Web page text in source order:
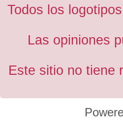
Todos los
Las opiniones
Este sitio no tiene